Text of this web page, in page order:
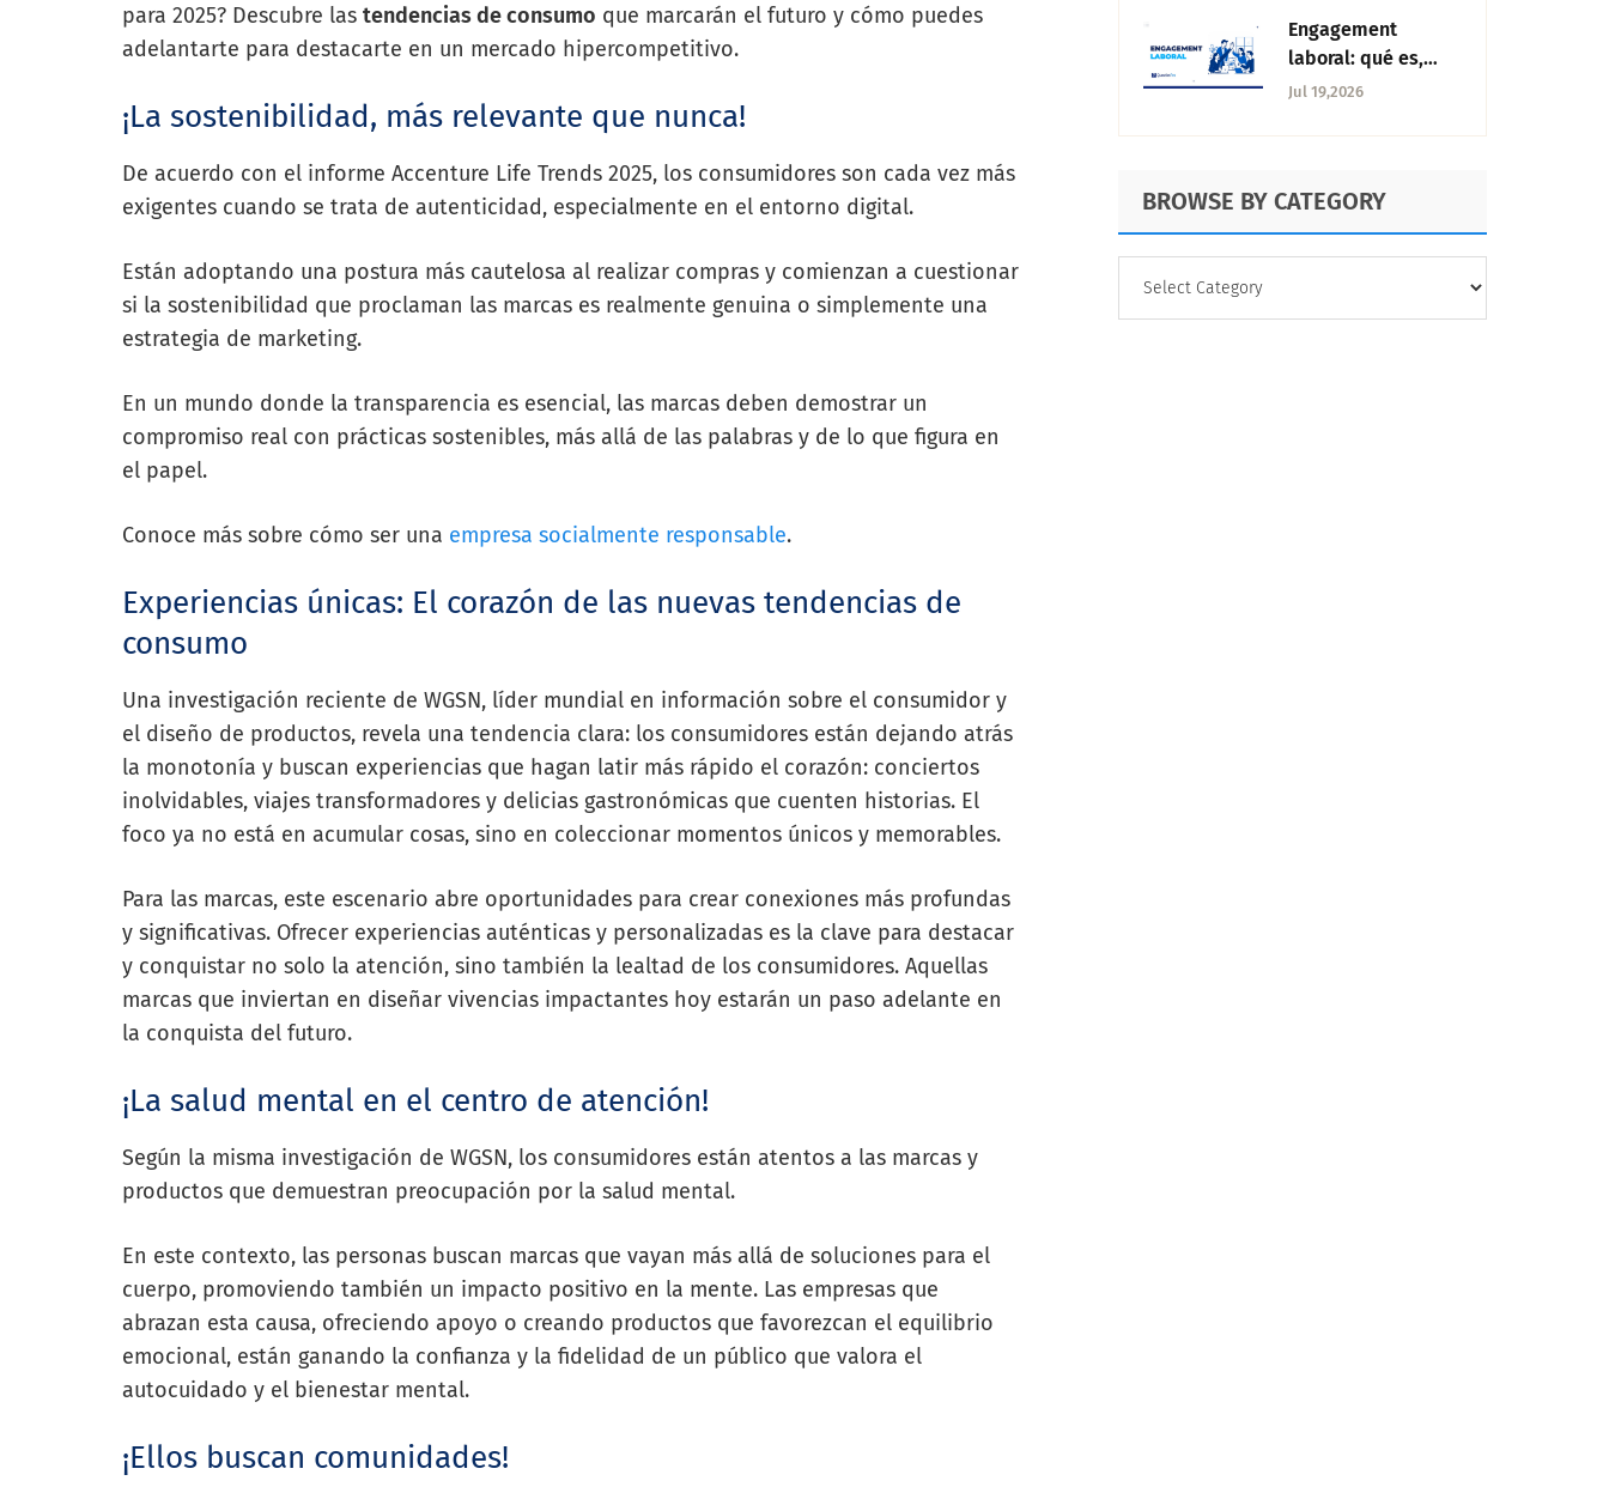
para 2025? Descubre las tendencias de consumo que marcarán el futuro y cómo puedes
adelantarte para destacarte en un mercado hipercompetitivo.
¡La sostenibilidad, más relevante que nunca!
De acuerdo con el informe Accenture Life Trends 2025, los consumidores son cada vez más
exigentes cuando se trata de autenticidad, especialmente en el entorno digital.
Están adoptando una postura más cautelosa al realizar compras y comienzan a cuestionar
si la sostenibilidad que proclaman las marcas es realmente genuina o simplemente una
estrategia de marketing.
En un mundo donde la transparencia es esencial, las marcas deben demostrar un
compromiso real con prácticas sostenibles, más allá de las palabras y de lo que figura en
el papel.
Conoce más sobre cómo ser una empresa socialmente responsable.
Experiencias únicas: El corazón de las nuevas tendencias de
consumo
Una investigación reciente de WGSN, líder mundial en información sobre el consumidor y
el diseño de productos, revela una tendencia clara: los consumidores están dejando atrás
la monotonía y buscan experiencias que hagan latir más rápido el corazón: conciertos
inolvidables, viajes transformadores y delicias gastronómicas que cuenten historias. El
foco ya no está en acumular cosas, sino en coleccionar momentos únicos y memorables.
Para las marcas, este escenario abre oportunidades para crear conexiones más profundas
y significativas. Ofrecer experiencias auténticas y personalizadas es la clave para destacar
y conquistar no solo la atención, sino también la lealtad de los consumidores. Aquellas
marcas que inviertan en diseñar vivencias impactantes hoy estarán un paso adelante en
la conquista del futuro.
¡La salud mental en el centro de atención!
Según la misma investigación de WGSN, los consumidores están atentos a las marcas y
productos que demuestran preocupación por la salud mental.
En este contexto, las personas buscan marcas que vayan más allá de soluciones para el
cuerpo, promoviendo también un impacto positivo en la mente. Las empresas que
abrazan esta causa, ofreciendo apoyo o creando productos que favorezcan el equilibrio
emocional, están ganando la confianza y la fidelidad de un público que valora el
autocuidado y el bienestar mental.
¡Ellos buscan comunidades!
Engagement
laboral: qué es,
factores clave y
empresa
Jul 19,2026
BROWSE BY CATEGORY
CATEGORY